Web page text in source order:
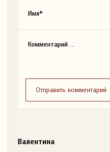
Отправить комментарий
Валентина